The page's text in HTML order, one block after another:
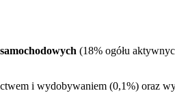
(18% ogółu
i wydobywaniem (0,1%) oraz